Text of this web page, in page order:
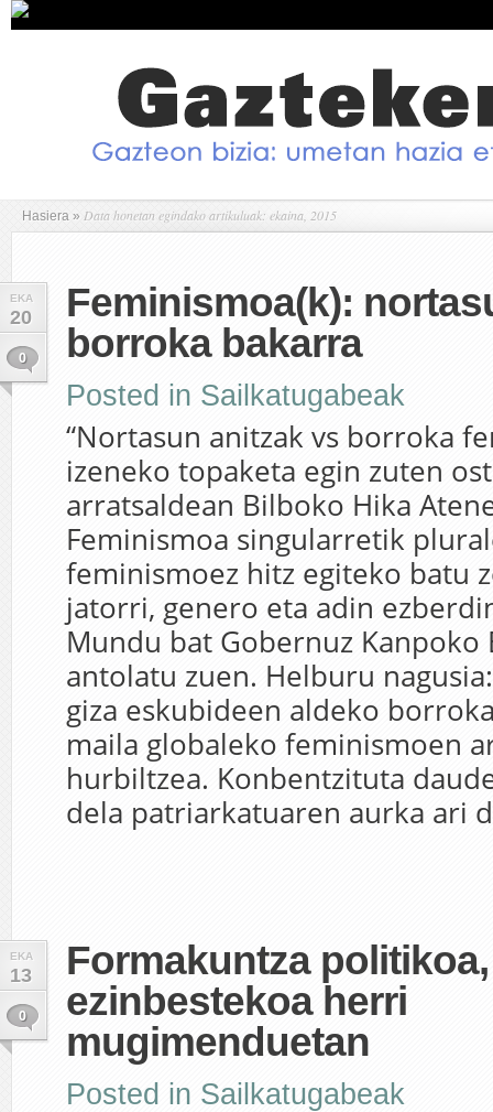
Hasiera » Data honetan egindako artikuluak: ekaina, 2015
EKA
20
0
Feminismoa(k):
borroka bakarra
Posted in Sailkatugabeak
“Nortasun anitzak vs borroka
izeneko topaketa egin zuten
arratsaldean Bilboko Hika
Feminismoa singularretik
feminismoez hitz egiteko batu
jatorri, genero eta adin
Mundu bat Gobernuz Kanpoko
antolatu zuen. Helburu
giza eskubideen aldeko
maila globaleko feminismoen
hurbiltzea. Konbentzituta
dela patriarkatuaren aurka ari
EKA
13
0
Formakuntza politikoa,
ezinbestekoa herri
mugimenduetan
Posted in Sailkatugabeak